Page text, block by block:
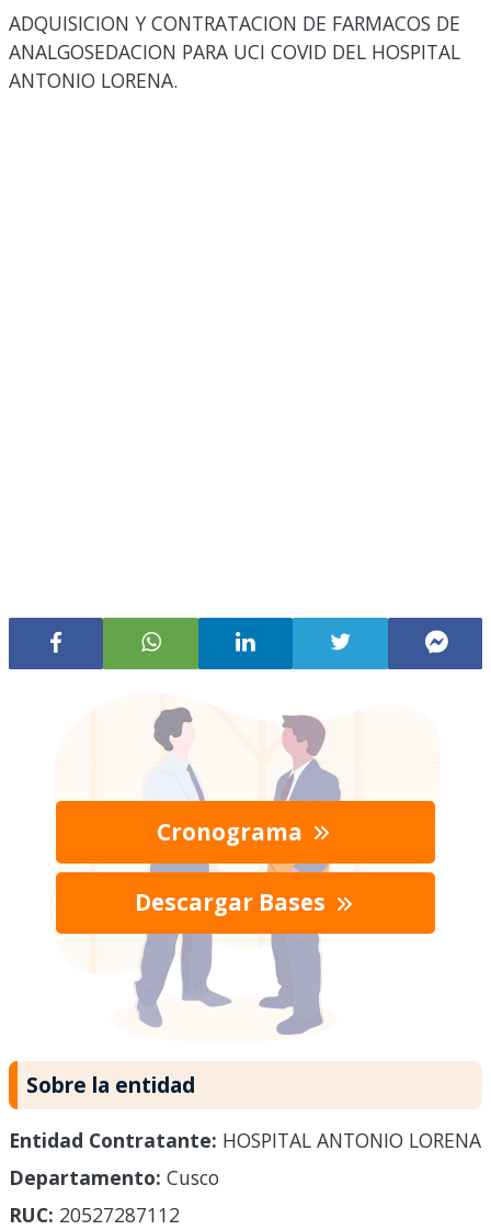
ADQUISICION Y CONTRATACION DE FARMACOS DE
ANALGOSEDACION PARA UCI COVID DEL HOSPITAL
ANTONIO LORENA.
Cronograma
Descargar Bases
Sobre la entidad
Entidad Contratante: HOSPITAL ANTONIO LORENA
Departamento: Cusco
RUC: 20527287112